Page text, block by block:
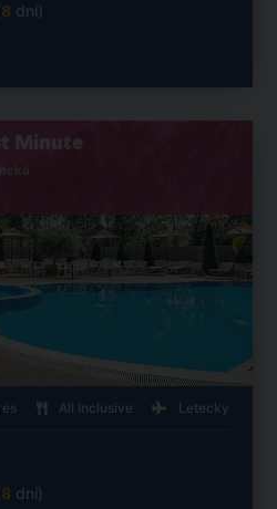
8 dní)
Minute
All Inclusive Letecky
8 dní)